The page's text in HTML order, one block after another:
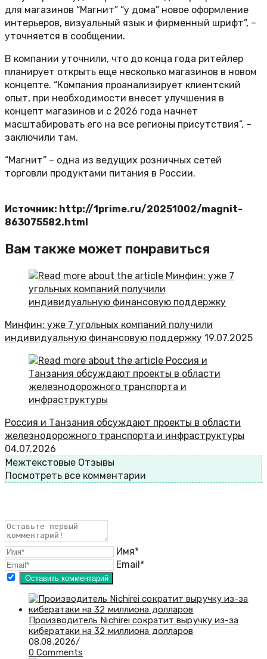
для магазинов “Магнит” “у дома” новое оформление
интерьеров, визуальный язык и фирменный шрифт”, –
уточняется в сообщении.
В компании уточнили, что до конца года ритейлер
планирует открыть еще несколько магазинов в новом
концепте. “Компания проанализирует клиентский
опыт, при необходимости внесет улучшения в
концепт магазинов и с 2026 года начнет
масштабировать его на все регионы присутствия”, –
заключили там.
“Магнит” – одна из ведущих розничных сетей
торговли продуктами питания в России.
Источник: http://1prime.ru/20251002/magnit-
863075582.html
Вам также может понравиться
Минфин: уже 7 угольных компаний получили
индивидуальную финансовую поддержку 19.07.2025
Россия и Танзания обсуждают проекты в области
железнодорожного транспорта и инфраструктуры
04.07.2026
Межтекстовые Отзывы
Посмотреть все комментарии
Имя*
Email*
Производитель Nichirei сократит выручку из-за
кибератаки на 32 миллиона долларов
08.08.2026/
0 Comments